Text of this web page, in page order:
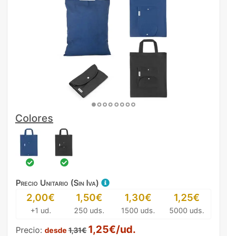
Colores
Precio Unitario (Sin Iva)
2,00€
+1 ud.
1,50€
250 uds.
1,30€
1500 uds.
1,25€
5000 uds.
Precio: desde 1,31€ 1,25€/ud.